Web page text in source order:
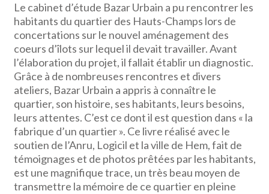
Le cabinet d’étude Bazar Urbain a pu rencontrer les
habitants du quartier des Hauts-Champs lors de
concertations sur le nouvel aménagement des
coeurs d’îlots sur lequel il devait travailler. Avant
l’élaboration du projet, il fallait établir un diagnostic.
Grâce à de nombreuses rencontres et divers
ateliers, Bazar Urbain a appris à connaître le
quartier, son histoire, ses habitants, leurs besoins,
leurs attentes. C’est ce dont il est question dans « la
fabrique d’un quartier ». Ce livre réalisé avec le
soutien de l’Anru, Logicil et la ville de Hem, fait de
témoignages et de photos prêtées par les habitants,
est une magnifique trace, un très beau moyen de
transmettre la mémoire de ce quartier en pleine